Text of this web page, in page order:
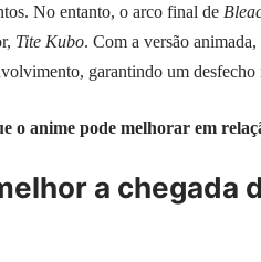
No entanto, o arco final de
Tite Kubo. Com a versão
garantindo um desfecho
o anime pode melhorar em
a chegada